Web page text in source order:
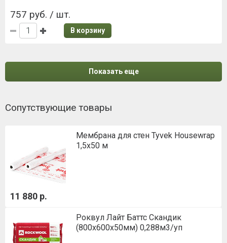
757 руб. / шт.
В корзину
Показать еще
Сопутствующие товары
Мембрана для стен Tyvek Housewrap
1,5х50 м
11 880 р.
Роквул Лайт Баттс Скандик
(800х600х50мм) 0,288м3/уп